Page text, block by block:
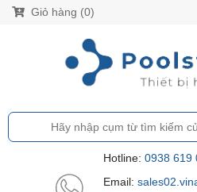
Giỏ hàng (0)
Hotline: 0938 619
Email: